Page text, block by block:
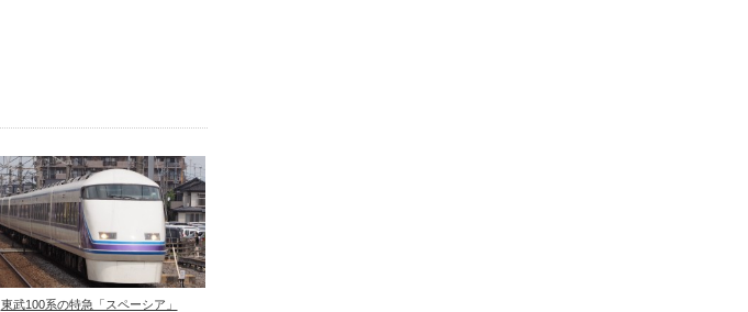
東武100系の特急「スペーシア」